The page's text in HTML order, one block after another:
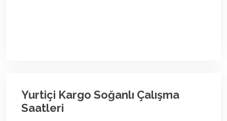
Yurtiçi Kargo Soğanlı Çalışma
Saatleri